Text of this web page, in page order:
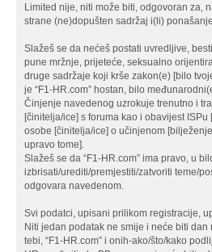
Limited nije, niti može biti, odgovoran za,
strane (ne)dopušten sadržaj i(li)
Slažeš se da nećeš postati uvredljive,
pune mržnje, prijeteće, seksualno
druge sadržaje koji krše zakon(e) [bilo
je “F1-HR.com” hostan, bilo
Činjenje navedenog uzrokuje trenutno i
[činitelja/ice] s foruma kao i obavijest
osobe [činitelja/ice] o učinjenom
upravo tome].
Slažeš se da “F1-HR.com” ima pravo, u
izbrisati/urediti/premjestiti/zatvoriti teme/
odgovara navedenom.
Svi podatci, upisani prilikom registracije,
Niti jedan podatak ne smije i neće biti
tebi, “F1-HR.com” i onih-ako/što/kako